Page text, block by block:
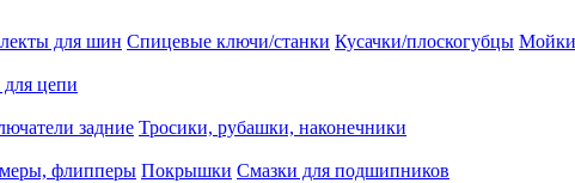
для шин Спицевые ключи/станки Кусачки/плоскогубцы Мойки
цепи
задние Тросики, рубашки, наконечники
флипперы Покрышки Смазки для подшипников